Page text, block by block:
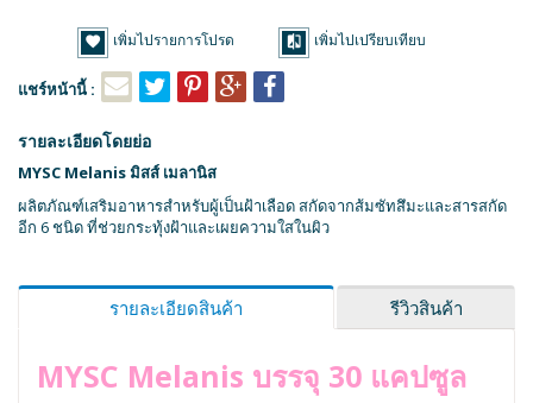
เพิ่มไปรายการโปรด เพิ่มไปเปรียบเทียบ
แชร์หน้านี้ :
รายละเอียดโดยย่อ
MYSC Melanis มิสส์ เมลานิส
ผลิตภัณฑ์เสริมอาหารสำหรับผู้เป็นฝ้าเลือด สกัดจากส้มซัทสึมะและสารสกัด
อีก 6 ชนิด ที่ช่วยกระทุ้งฝ้าและเผยความใสในผิว
รายละเอียดสินค้า รีวิวสินค้า
MYSC Melanis บรรจุ 30 แคปซูล